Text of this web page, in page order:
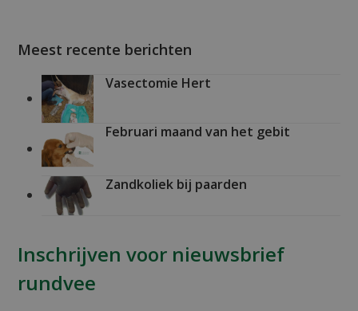
Meest recente berichten
Vasectomie Hert
Februari maand van het gebit
Zandkoliek bij paarden
Inschrijven voor nieuwsbrief
rundvee